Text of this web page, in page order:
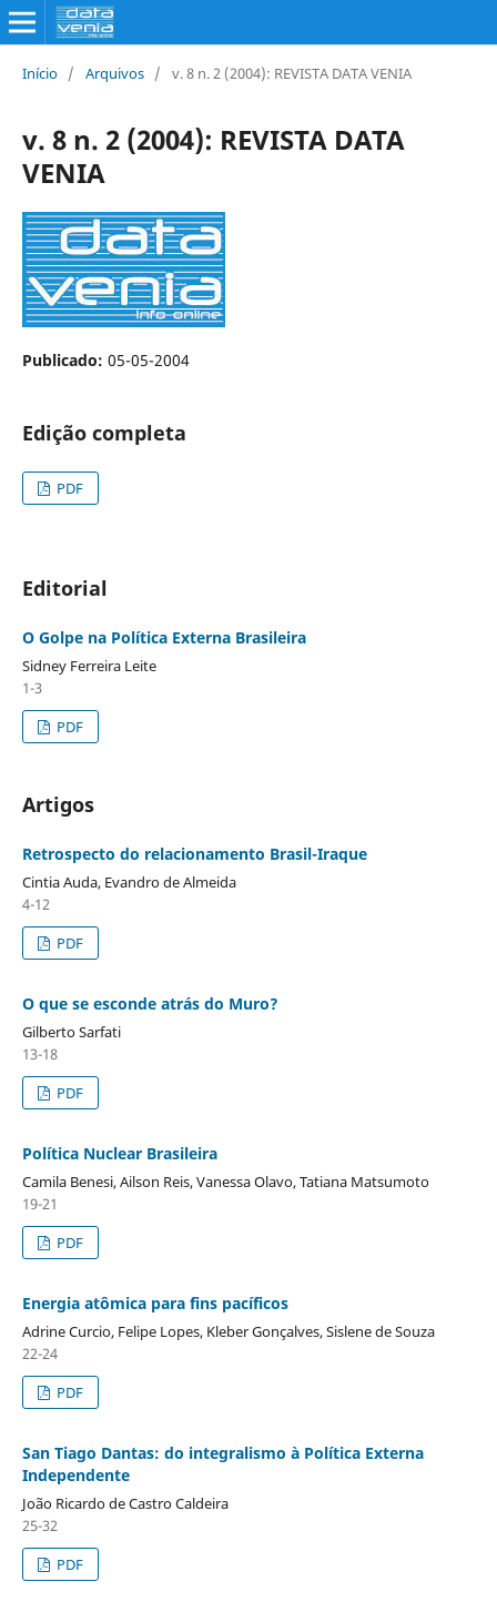
Início / Arquivos / v. 8 n. 2 (2004): REVISTA DATA VENIA
v. 8 n. 2 (2004): REVISTA DATA
VENIA
Publicado: 05-05-2004
Edição completa
PDF
Editorial
O Golpe na Política Externa Brasileira
Sidney Ferreira Leite
1-3
PDF
Artigos
Retrospecto do relacionamento Brasil-Iraque
Cintia Auda, Evandro de Almeida
4-12
PDF
O que se esconde atrás do Muro?
Gilberto Sarfati
13-18
PDF
Política Nuclear Brasileira
Camila Benesi, Ailson Reis, Vanessa Olavo, Tatiana Matsumoto
19-21
PDF
Energia atômica para fins pacíficos
Adrine Curcio, Felipe Lopes, Kleber Gonçalves, Sislene de Souza
22-24
PDF
San Tiago Dantas: do integralismo à Política Externa
Independente
João Ricardo de Castro Caldeira
25-32
PDF